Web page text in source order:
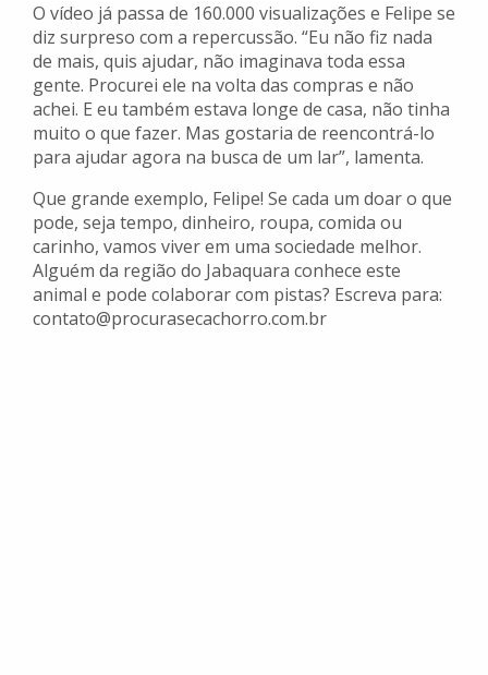
O vídeo já passa de 160.000 visualizações e Felipe se
diz surpreso com a repercussão. “Eu não fiz nada
de mais, quis ajudar, não imaginava toda essa
gente. Procurei ele na volta das compras e não
achei. E eu também estava longe de casa, não tinha
muito o que fazer. Mas gostaria de reencontrá-lo
para ajudar agora na busca de um lar”, lamenta.
Que grande exemplo, Felipe! Se cada um doar o que
pode, seja tempo, dinheiro, roupa, comida ou
carinho, vamos viver em uma sociedade melhor.
Alguém da região do Jabaquara conhece este
animal e pode colaborar com pistas? Escreva para:
contato@procurasecachorro.com.br